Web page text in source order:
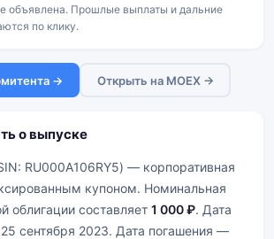
объявлена. Прошлые выплаты и дальние
по клику.
→ Открыть на MOEX →
о выпуске
RU000A106RY5) — корпоративная
купоном. Номинальная
облигации составляет 1 000 ₽. Дата
сентября 2023. Дата погашения —